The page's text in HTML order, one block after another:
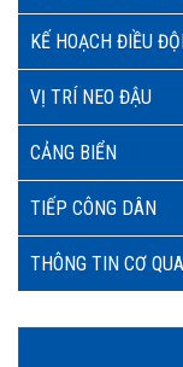
KẾ HOẠCH ĐIỀU
VỊ TRÍ NEO ĐẬU
CẢNG BIỂN
TIẾP CÔNG DÂN
THÔNG TIN CƠ